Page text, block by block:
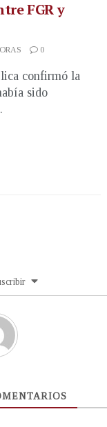
FGR y
0
confirmó la
sido